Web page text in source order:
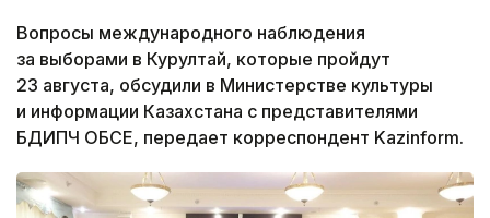
Вопросы международного наблюдения
за выборами в Курултай, которые пройдут
23 августа, обсудили в Министерстве культуры
и информации Казахстана с представителями
БДИПЧ ОБСЕ, передает корреспондент Kazinform.